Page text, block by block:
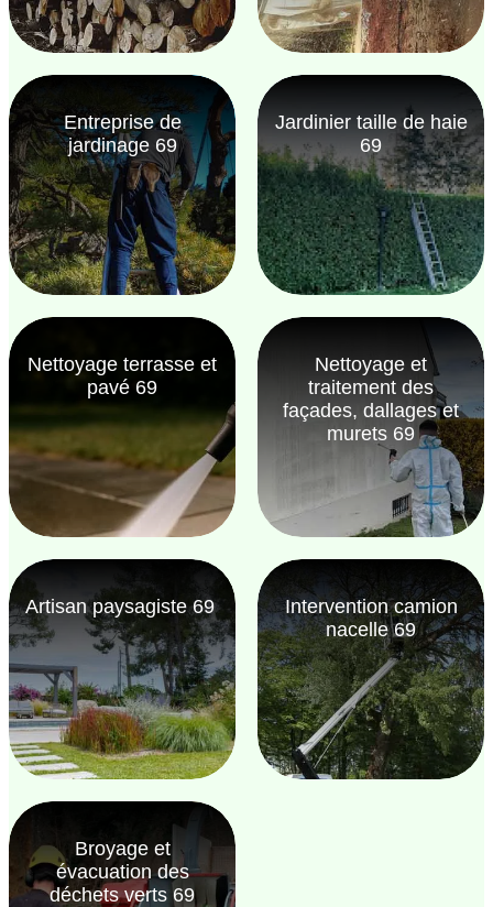
Entreprise de
jardinage 69
Jardinier taille de haie
69
Nettoyage terrasse et
pavé 69
Nettoyage et
traitement des
façades, dallages et
murets 69
Artisan paysagiste 69
Intervention camion
nacelle 69
Broyage et
évacuation des
déchets verts 69